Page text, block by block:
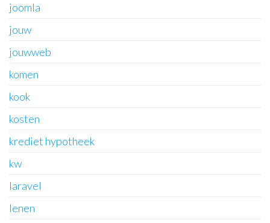
joomla
jouw
jouwweb
komen
kook
kosten
krediet hypotheek
kw
laravel
lenen